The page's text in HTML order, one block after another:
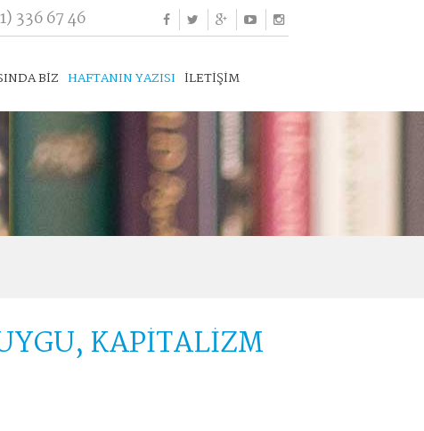
336 67 46
BİZ HAFTANIN YAZISI İLETİŞİM
KAPİTALİZM